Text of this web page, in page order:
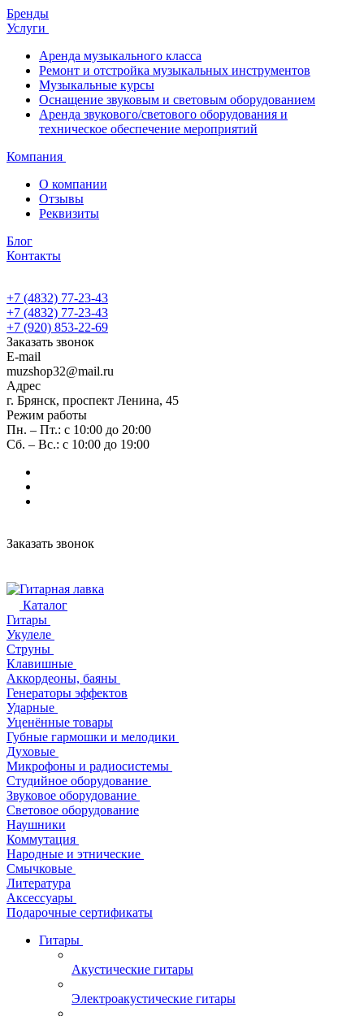
Бренды
Услуги
Аренда музыкального класса
Ремонт и отстройка музыкальных инструментов
Музыкальные курсы
Оснащение звуковым и световым оборудованием
Аренда звукового/светового оборудования и
техническое обеспечение мероприятий
Компания
О компании
Отзывы
Реквизиты
Блог
Контакты
+7 (4832) 77-23-43
+7 (4832) 77-23-43
+7 (920) 853-22-69
Заказать звонок
E-mail
muzshop32@mail.ru
Адрес
г. Брянск, проспект Ленина, 45
Режим работы
Пн. – Пт.: с 10:00 до 20:00
Сб. – Вс.: с 10:00 до 19:00
Заказать звонок
Каталог
Гитары
Укулеле
Струны
Клавишные
Аккордеоны, баяны
Генераторы эффектов
Ударные
Уценённые товары
Губные гармошки и мелодики
Духовые
Микрофоны и радиосистемы
Студийное оборудование
Звуковое оборудование
Световое оборудование
Наушники
Коммутация
Народные и этнические
Смычковые
Литература
Аксессуары
Подарочные сертификаты
Гитары
Акустические гитары
Электроакустические гитары